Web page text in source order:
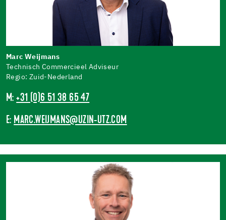
Marc Weijmans
Technisch Commercieel Adviseur
Regio: Zuid-Nederland
M:+31 (0)6 51 38 65 47
E: MARC.WEIJMANS@UZIN-UTZ.COM